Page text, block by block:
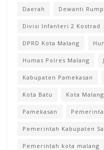
Daerah Dewanti
Divisi Infanteri 2 Kostrad
DPRD Kota Malang
Humas Polres Malang
Kabupaten Pamekasan
Kota Batu Kota Malang
Pamekasan
Pemerintah Kabupaten
Pemerintah kota malang